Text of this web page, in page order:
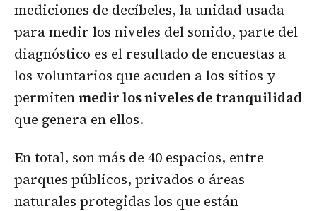
mediciones de decíbeles, la unidad usada
para medir los niveles del sonido, parte del
diagnóstico es el resultado de encuestas a
los voluntarios que acuden a los sitios y
permitenmedir los niveles de tranquilidad
que genera en ellos.
En total, son más de 40 espacios, entre
parques públicos, privados o áreas
naturales protegidas los que están